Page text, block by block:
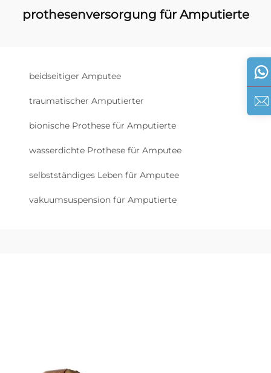
prothesenversorgung für Amputierte
beidseitiger Amputee
traumatischer Amputierter
bionische Prothese für Amputierte
wasserdichte Prothese für Amputee
selbstständiges Leben für Amputee
vakuumsuspension für Amputierte